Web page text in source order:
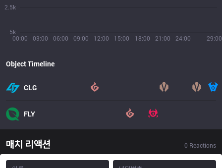
00:00 03:00 06:00 09:00 12:00 15:00 18:00 21:00 24:00 29:00
5k
2.5k
Object Timeline
CLG
FLY
매치 리액션 0 Reactions